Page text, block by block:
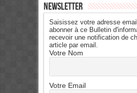
Newsletter
Saisissez votre adresse
abonner à ce Bulletin
recevoir une notification de
article par email.
Votre Nom
Votre Email